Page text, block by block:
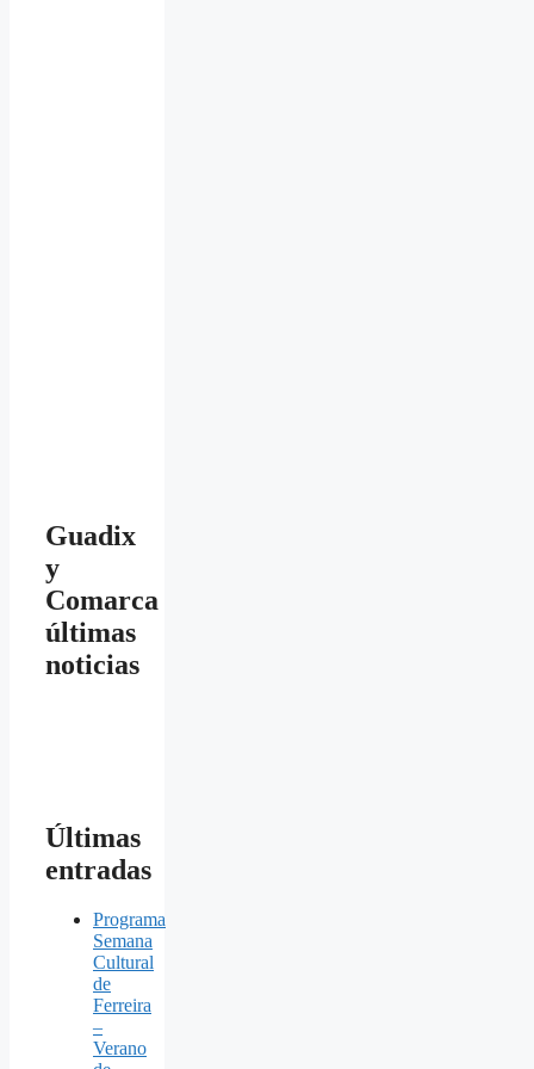
Guadix
y
Comarca
últimas
noticias
Últimas
entradas
Programa
Semana
Cultural
de
Ferreira
–
Verano